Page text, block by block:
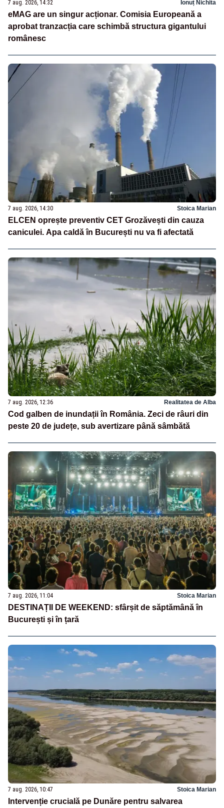
7 aug. 2026, 14:32 Ionuț Nichita
eMAG are un singur acționar. Comisia Europeană a
aprobat tranzacția care schimbă structura gigantului
românesc
7 aug. 2026, 14:30 Stoica Marian
ELCEN oprește preventiv CET Grozăvești din cauza
caniculei. Apa caldă în București nu va fi afectată
7 aug. 2026, 12:36 Realitatea de Alba
Cod galben de inundații în România. Zeci de râuri din
peste 20 de județe, sub avertizare până sâmbătă
7 aug. 2026, 11:04 Stoica Marian
DESTINAȚII DE WEEKEND: sfârșit de săptămână în
București și în țară
7 aug. 2026, 10:47 Stoica Marian
Intervenție crucială pe Dunăre pentru salvarea